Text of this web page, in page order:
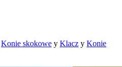
Konie skokowe y Klacz y Konie